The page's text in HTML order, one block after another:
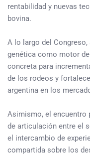
rentabilidad y nuevas
bovina.
A lo largo del
genética como motor
concreta para
de los rodeos y
argentina en los
Asimismo, el encuentro
de articulación entre el
el intercambio de
compartida sobre los